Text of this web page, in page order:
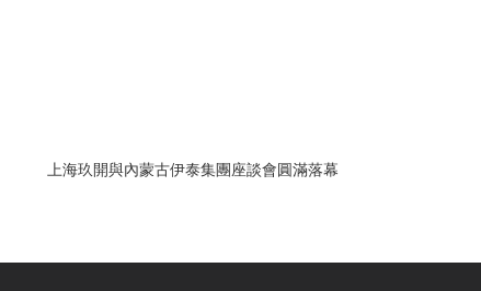
上海玖開與內蒙古伊泰集團座談會圓滿落幕